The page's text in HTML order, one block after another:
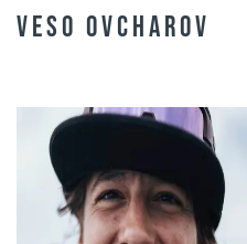
Veso Ovcharov